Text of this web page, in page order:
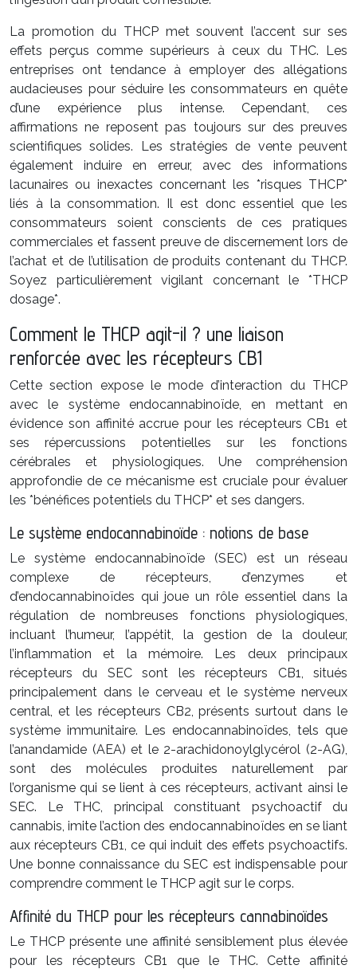
La promotion du THCP met souvent l’accent sur ses
effets perçus comme supérieurs à ceux du THC. Les
entreprises ont tendance à employer des allégations
audacieuses pour séduire les consommateurs en quête
d’une expérience plus intense. Cependant, ces
affirmations ne reposent pas toujours sur des preuves
scientifiques solides. Les stratégies de vente peuvent
également induire en erreur, avec des informations
lacunaires ou inexactes concernant les *risques THCP*
liés à la consommation. Il est donc essentiel que les
consommateurs soient conscients de ces pratiques
commerciales et fassent preuve de discernement lors de
l’achat et de l’utilisation de produits contenant du THCP.
Soyez particulièrement vigilant concernant le *THCP
dosage*.
Comment le THCP agit-il ? une liaison
renforcée avec les récepteurs CB1
Cette section expose le mode d’interaction du THCP
avec le système endocannabinoïde, en mettant en
évidence son affinité accrue pour les récepteurs CB1 et
ses répercussions potentielles sur les fonctions
cérébrales et physiologiques. Une compréhension
approfondie de ce mécanisme est cruciale pour évaluer
les *bénéfices potentiels du THCP* et ses dangers.
Le système endocannabinoïde : notions de base
Le système endocannabinoïde (SEC) est un réseau
complexe de récepteurs, d’enzymes et
d’endocannabinoïdes qui joue un rôle essentiel dans la
régulation de nombreuses fonctions physiologiques,
incluant l’humeur, l’appétit, la gestion de la douleur,
l’inflammation et la mémoire. Les deux principaux
récepteurs du SEC sont les récepteurs CB1, situés
principalement dans le cerveau et le système nerveux
central, et les récepteurs CB2, présents surtout dans le
système immunitaire. Les endocannabinoïdes, tels que
l’anandamide (AEA) et le 2-arachidonoylglycérol (2-AG),
sont des molécules produites naturellement par
l’organisme qui se lient à ces récepteurs, activant ainsi le
SEC. Le THC, principal constituant psychoactif du
cannabis, imite l’action des endocannabinoïdes en se liant
aux récepteurs CB1, ce qui induit des effets psychoactifs.
Une bonne connaissance du SEC est indispensable pour
comprendre comment le THCP agit sur le corps.
Affinité du THCP pour les récepteurs cannabinoïdes
Le THCP présente une affinité sensiblement plus élevée
pour les récepteurs CB1 que le THC. Cette affinité